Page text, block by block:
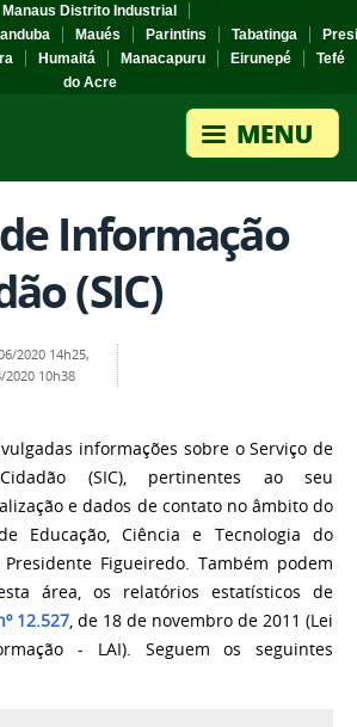
Manaus Distrito Industrial
Maués Parintins Tabatinga
Humaitá Manacapuru Eirunepé
Tefé
do Acre
Informação
(SIC)
2020 14h25,
2020 10h38
informações sobre o Serviço de
(SIC), pertinentes ao seu
e dados de contato no âmbito do
Educação, Ciência e Tecnologia do
Presidente Figueiredo. Também podem
área, os relatórios estatísticos de
12.527, de 18 de novembro de 2011 (Lei
- LAI). Seguem os seguintes